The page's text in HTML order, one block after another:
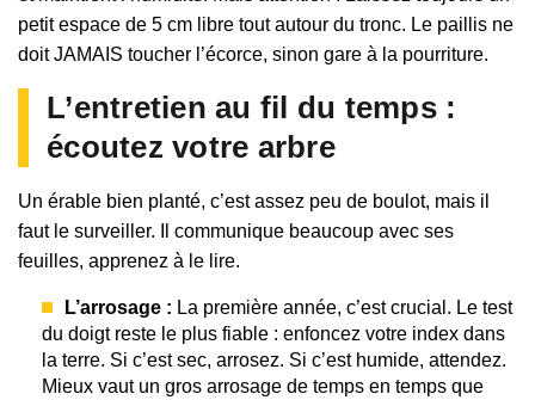
petit espace de 5 cm libre tout autour du tronc. Le paillis ne
doit JAMAIS toucher l’écorce, sinon gare à la pourriture.
L’entretien au fil du temps :
écoutez votre arbre
Un érable bien planté, c’est assez peu de boulot, mais il
faut le surveiller. Il communique beaucoup avec ses
feuilles, apprenez à le lire.
L’arrosage : La première année, c’est crucial. Le test
du doigt reste le plus fiable : enfoncez votre index dans
la terre. Si c’est sec, arrosez. Si c’est humide, attendez.
Mieux vaut un gros arrosage de temps en temps que